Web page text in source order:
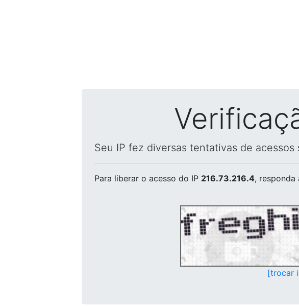
Seu IP fez diversas tentativas de
Para liberar o acesso do IP 216.73.216.4, responda
[trocar